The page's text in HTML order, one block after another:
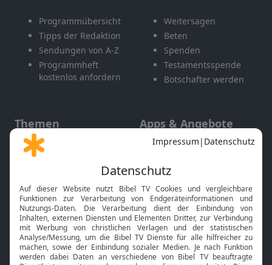
Programmübersicht
Tipps der Redaktion
Sendungen von A-Z
Programmheft
kostenlos anfordern
Weitersagen
Beten
Spenden
Testamentsspende
Botschafter werden
Themen
Gott und Bibel erklärt
Neuigkeiten
Apps & Angebote
Mobile App
Smart TV
HbbTV
Bibelthek Online-Bibel
Nächster Gottesdienst